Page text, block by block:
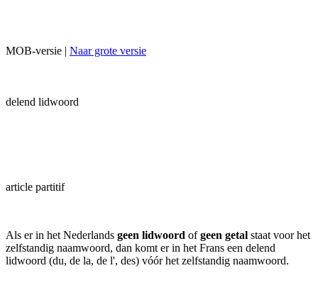
MOB-versie | Naar grote versie
delend lidwoord
article partitif
Als er in het Nederlands geen lidwoord ofgeen getal staat voor het
zelfstandig naamwoord, dan komt er in het Frans een delend
lidwoord (du, de la, de l', des) vóór het zelfstandig naamwoord.